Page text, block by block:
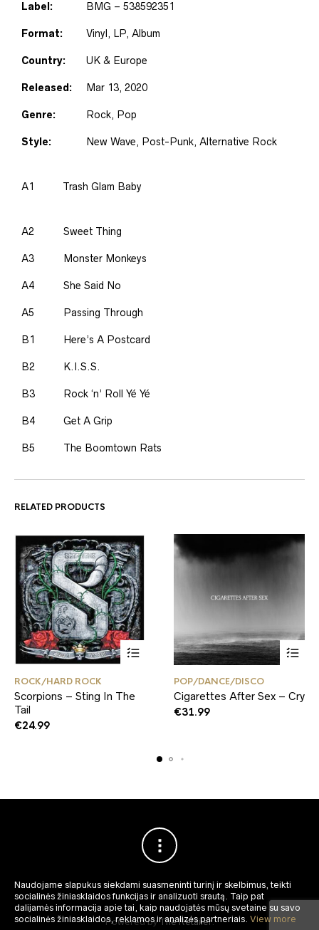
Label: BMG – 538592351
Format: Vinyl, LP, Album
Country: UK & Europe
Released: Mar 13, 2020
Genre: Rock, Pop
Style: New Wave, Post-Punk, Alternative Rock
A1 Trash Glam Baby
A2 Sweet Thing
A3 Monster Monkeys
A4 She Said No
A5 Passing Through
B1 Here’s A Postcard
B2 K.I.S.S.
B3 Rock ‘n’ Roll Yé Yé
B4 Get A Grip
B5 The Boomtown Rats
RELATED PRODUCTS
ROCK/HARD ROCK
Scorpions – Sting In The
Tail
€24.99
POP/DANCE/DISCO
Cigarettes After Sex – Cry
€31.99
Powered byThe Retailer.
Naudojame slapukus siekdami suasmeninti turinį ir skelbimus, teikti
socialinės žiniasklaidos funkcijas ir analizuoti srautą. Taip pat
dalijamės informacija apie tai, kaip naudojatės mūsų svetaine su savo
socialinės žiniasklaidos, reklamos ir analizės partneriais. View more